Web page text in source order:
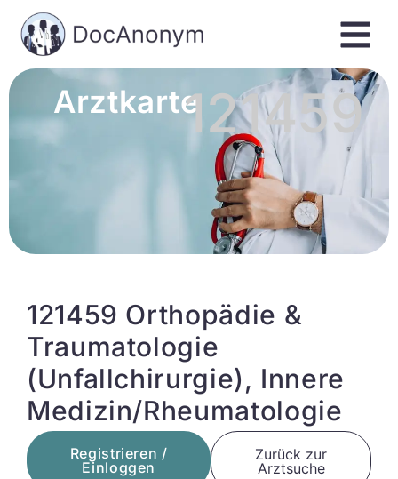
Arztkarte121459
121459 Orthopädie &
Traumatologie
(Unfallchirurgie), Innere
Medizin/Rheumatologie
Registrieren /
Einloggen
Zurück zur
Arztsuche